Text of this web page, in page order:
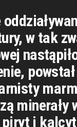
w tak
powstał
minerały
i